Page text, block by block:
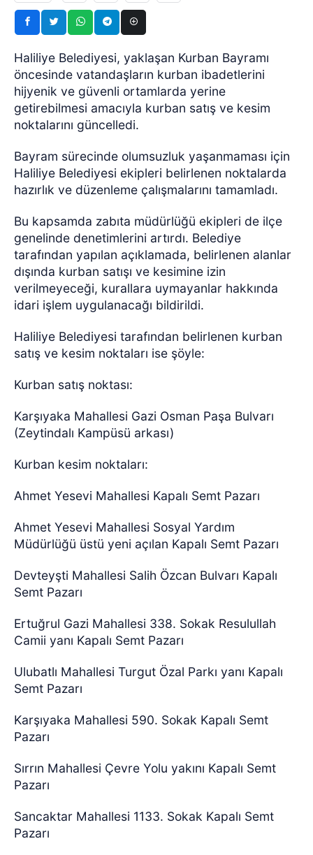
Haliliye Belediyesi, yaklaşan Kurban Bayramı
öncesinde vatandaşların kurban ibadetlerini
hijyenik ve güvenli ortamlarda yerine
getirebilmesi amacıyla kurban satış ve kesim
noktalarını güncelledi.
Bayram sürecinde olumsuzluk yaşanmaması için
Haliliye Belediyesi ekipleri belirlenen noktalarda
hazırlık ve düzenleme çalışmalarını tamamladı.
Bu kapsamda zabıta müdürlüğü ekipleri de ilçe
genelinde denetimlerini artırdı. Belediye
tarafından yapılan açıklamada, belirlenen alanlar
dışında kurban satışı ve kesimine izin
verilmeyeceği, kurallara uymayanlar hakkında
idari işlem uygulanacağı bildirildi.
Haliliye Belediyesi tarafından belirlenen kurban
satış ve kesim noktaları ise şöyle:
Kurban satış noktası:
Karşıyaka Mahallesi Gazi Osman Paşa Bulvarı
(Zeytindalı Kampüsü arkası)
Kurban kesim noktaları:
Ahmet Yesevi Mahallesi Kapalı Semt Pazarı
Ahmet Yesevi Mahallesi Sosyal Yardım
Müdürlüğü üstü yeni açılan Kapalı Semt Pazarı
Devteyşti Mahallesi Salih Özcan Bulvarı Kapalı
Semt Pazarı
Ertuğrul Gazi Mahallesi 338. Sokak Resulullah
Camii yanı Kapalı Semt Pazarı
Ulubatlı Mahallesi Turgut Özal Parkı yanı Kapalı
Semt Pazarı
Karşıyaka Mahallesi 590. Sokak Kapalı Semt
Pazarı
Sırrın Mahallesi Çevre Yolu yakını Kapalı Semt
Pazarı
Sancaktar Mahallesi 1133. Sokak Kapalı Semt
Pazarı